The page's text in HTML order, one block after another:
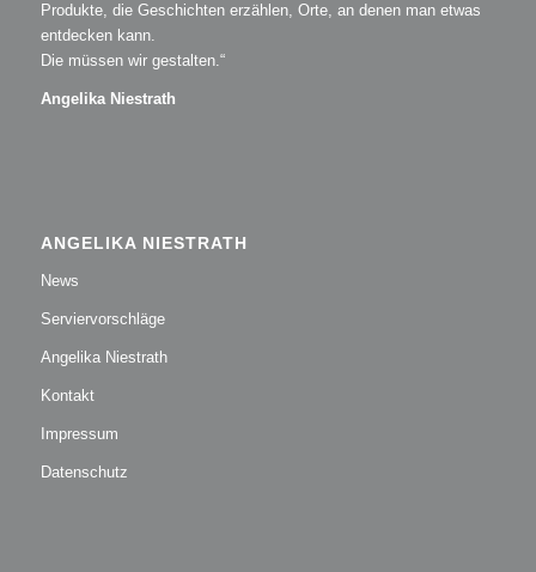
Produkte, die Geschichten erzählen, Orte, an denen man etwas
entdecken kann.
Die müssen wir gestalten.“
Angelika Niestrath
ANGELIKA NIESTRATH
News
Serviervorschläge
Angelika Niestrath
Kontakt
Impressum
Datenschutz